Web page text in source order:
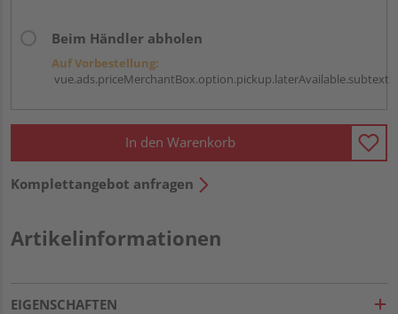
Beim Händler abholen
Auf Vorbestellung:
vue.ads.priceMerchantBox.option.pickup.laterAvailable.subtext
In den Warenkorb
Komplettangebot anfragen
Artikelinformationen
EIGENSCHAFTEN